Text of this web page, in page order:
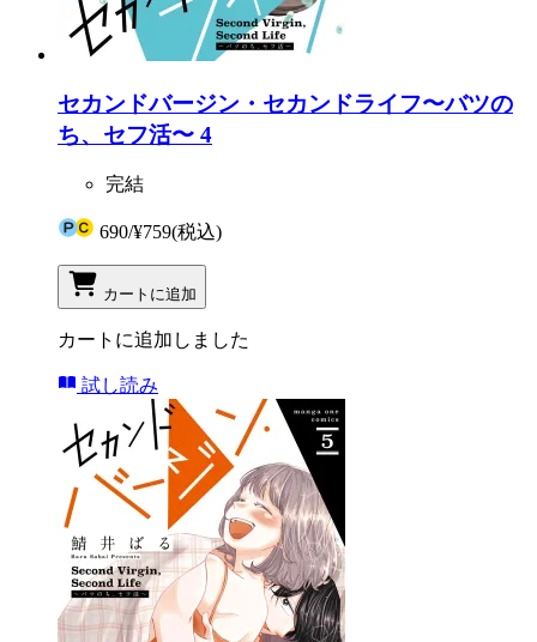
セカンドバージン・セカンドライフ〜バツの
ち、セフ活〜 4
完結
690/¥759(税込)
カートに追加
カートに追加しました
試し読み